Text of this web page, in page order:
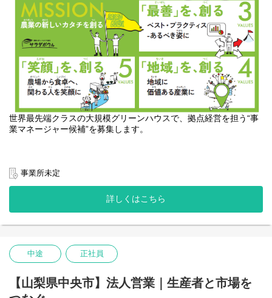
世界最先端クラスの大規模グリーンハウスで、拠点経営を担う“事
業マネージャー候補”を募集します。
サラダボウルグループでは、全国各地で世界最先端クラスの大規
模グリーンハウス事業を展開しています。
私たちが目指しているのは、農業を“産業”として高度化し、持続可
能なビジネスへと進化させること。
その実現のために、各拠点の生産性・品質・組織力を統合的にマ
ネジメントできる人材の採用を強化しています。
経験を活かし、単なる「現場責任者」に留まらず、拠点運営その
ものを推進する事業マネージャーとして挑戦しませんか。
【仕事内容】
事業所未定
詳しくはこちら
中途 正社員
【山梨県中央市】法人営業｜生産者と市場を